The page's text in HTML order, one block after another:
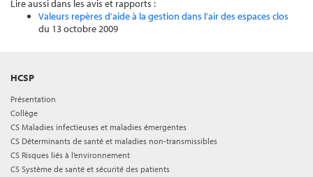
Lire aussi dans les avis et rapports :
Valeurs repères d’aide à la gestion dans l’air des espaces clos
du 13 octobre 2009
HCSP
Présentation
Collège
CS Maladies infectieuses et maladies émergentes
CS Déterminants de santé et maladies non-transmissibles
CS Risques liés à l’environnement
CS Système de santé et sécurité des patients